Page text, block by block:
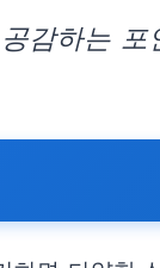
감하는 포